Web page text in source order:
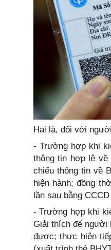
Hai là, đối với
- Trường hợp khi
thông tin hợp lệ
chiếu thông tin về
hiện hành; đồng
lần sau bằng
- Trường hợp khi
Giải thích để người
được; thực hiện